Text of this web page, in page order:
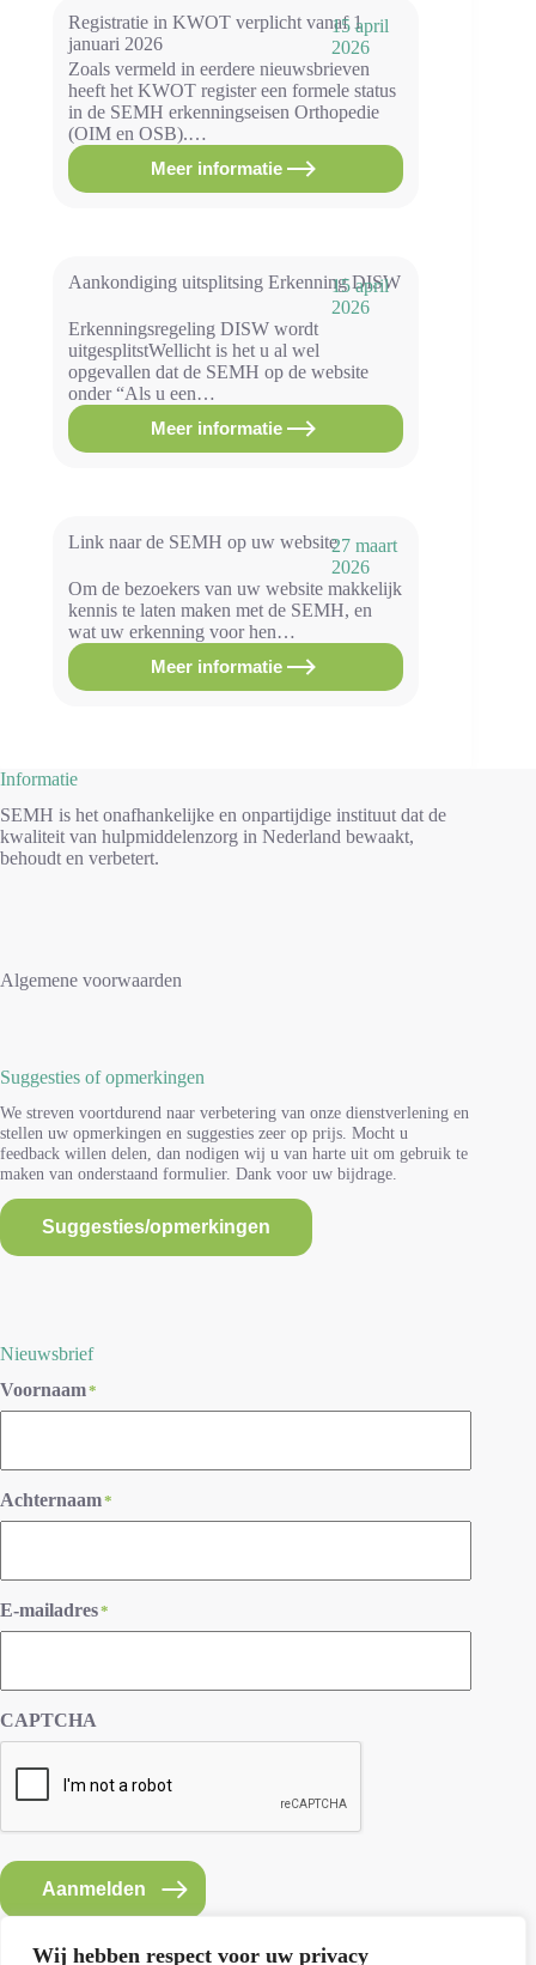
Wij hebben respect voor uw privacy
Registratie in KWOT verplicht vanaf 1
januari 2026
15 april
2026
Zoals vermeld in eerdere nieuwsbrieven
heeft het KWOT register een formele status
in de SEMH erkenningseisen Orthopedie
(OIM en OSB).…
Meer informatie
Registratie
in
1
januari
2026
Aankondiging uitsplitsing Erkenning DISW
15 april
2026
Erkenningsregeling DISW wordt
uitgesplitstWellicht is het u al wel
opgevallen dat de SEMH op de website
onder “Als u een…
Meer informatieAankondiging
uitsplitsing
Link naar de SEMH op uw website27 maart
2026
Om de bezoekers van uw website makkelijk
kennis te laten maken met de SEMH, en
wat uw erkenning voor hen…
Meer informatie
Link
naar
Informatie
SEMH is het onafhankelijke en onpartijdige instituut dat de
kwaliteit van hulpmiddelenzorg in Nederland bewaakt,
behoudt en verbetert.
Algemene voorwaarden
Suggesties of opmerkingen
We streven voortdurend naar verbetering van onze dienstverlening en
stellen uw opmerkingen en suggesties zeer op prijs. Mocht u
feedback willen delen, dan nodigen wij u van harte uit om gebruik te
maken van onderstaand formulier. Dank voor uw bijdrage.
Suggesties/opmerkingen
Nieuwsbrief
Voornaam*
Achternaam*
E-mailadres*
CAPTCHA
Aanmelden